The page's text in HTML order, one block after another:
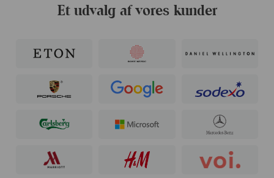
Et udvalg af vores kunder